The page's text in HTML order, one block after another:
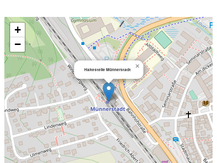
Haltestelle Münnerstadt ×
+
−